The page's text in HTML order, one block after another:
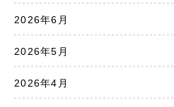
2026年6月
2026年5月
2026年4月